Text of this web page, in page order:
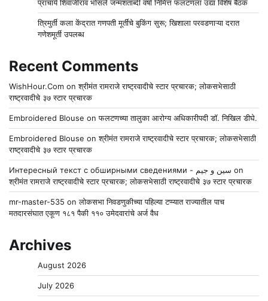
प्राचार्य शिवाजीराव भोसले जन्मशताब्दी वर्षा निमित्त फलटणला उद्या विशेष बैठक
त्रिमुर्ती कला केंद्रात गणपती मूर्तींचे बुकिंग सुरू; खिशाला परवडणाऱ्या दरात
गणेशमूर्ती उपलब्ध
Recent Comments
WishHour.Com onश्रीमंत रामराजे राष्ट्रवादीचे स्टार प्रचारक; लोकसभेसाठी
राष्ट्रवादीचे ३७ स्टार प्रचारक
Embroidered Blouse onफलटणच्या तालुका आरोग्य अधिकारीपदी डॉ. निखिल डीघे.
Embroidered Blouse onश्रीमंत रामराजे राष्ट्रवादीचे स्टार प्रचारक; लोकसभेसाठी
राष्ट्रवादीचे ३७ स्टार प्रचारक
Интересный текст с обширными сведениями - سين و جيم on
श्रीमंत रामराजे राष्ट्रवादीचे स्टार प्रचारक; लोकसभेसाठी राष्ट्रवादीचे ३७ स्टार प्रचारक
mr-master-535 onलोकसभा निवडणुकीच्या पहिल्या टप्प्यात राज्यातील पाच
मतदारसंघात एकूण १८१ पैकी ११० उमेदवारांचे अर्ज वैध
Archives
August 2026
July 2026